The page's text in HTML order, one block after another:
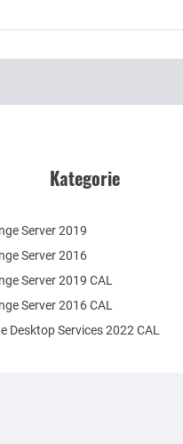
Kategorie
Server 2019
Server 2016
Desktop Services 2022 CAL
Server 2019 CAL
Server 2016 CAL